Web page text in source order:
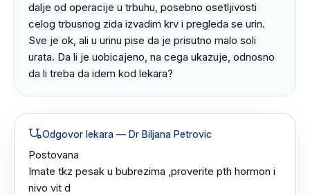
dalje od operacije u trbuhu, posebno osetljivosti
celog trbusnog zida izvadim krv i pregleda se urin.
Sve je ok, ali u urinu pise da je prisutno malo soli
urata. Da li je uobicajeno, na cega ukazuje, odnosno
da li treba da idem kod lekara?
Odgovor lekara — Dr Biljana Petrovic
Postovana
Imate tkz pesak u bubrezima ,proverite pth hormon i
nivo vit d